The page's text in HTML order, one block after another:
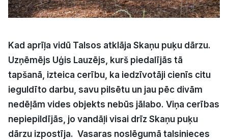
Sludinājumi
Pasākumi
Reklāma
Politiskā reklāma
Kad aprīļa vidū Talsos atklāja Skaņu puķu dārzu.
Uzņēmējs Uģis Lauzējs, kurš piedalījās tā
tapšanā, izteica cerību, ka iedzīvotāji cienīs citu
ieguldīto darbu, savu pilsētu un jau pēc divām
nedēļām vides objekts nebūs jālabo. Viņa cerības
nepiepildījās, jo vandāļi visai drīz Skaņu puķu
dārzu izpostīja. Vasaras noslēgumā talsinieces